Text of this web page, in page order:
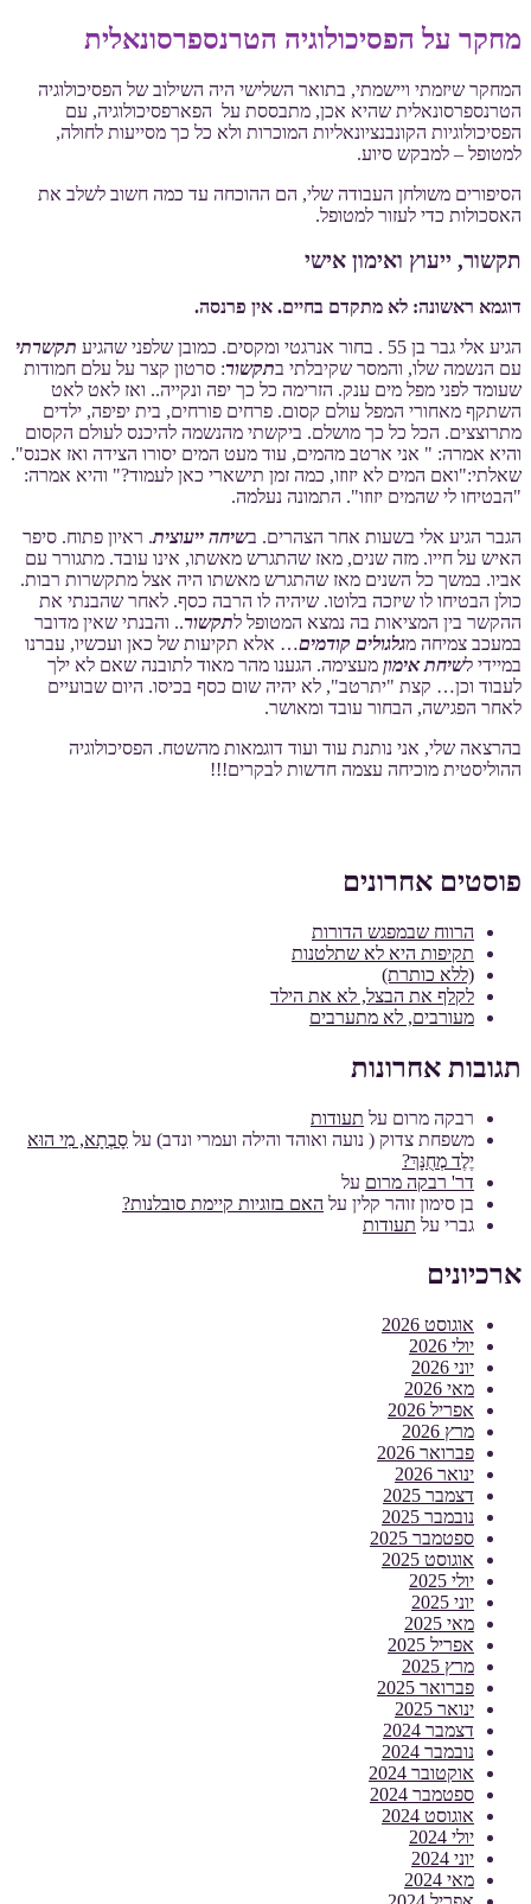
מחקר על הפסיכולוגיה הטרנספרסונאלית
המחקר שיזמתי ויישמתי, בתואר השלישי היה השילוב של הפסיכולוגיה
הטרנספרסונאלית שהיא אכן, מתבססת על הפארפסיכולוגיה, עם
הפסיכולוגיות הקונבנציונאליות המוכרות ולא כל כך מסייעות לחולה,
למטופל – למבקש סיוע.
הסיפורים משולחן העבודה שלי, הם ההוכחה עד כמה חשוב לשלב את
האסכולות כדי לעזור למטופל.
תקשור, ייעוץ ואימון אישי
דוגמא ראשונה: לא מתקדם בחיים. אין פרנסה.
הגיע אלי גבר בן 55 . בחור אנרגטי ומקסים. כמובן שלפני שהגיע
תקשרתי
עם הנשמה שלו, והמסר שקיבלתי בתקשור: סרטון קצר על עלם חמודות
שעומד לפני מפל מים ענק. הזרימה כל כך יפה ונקייה.. ואז לאט לאט
השתקף מאחורי המפל עולם קסום. פרחים פורחים, בית יפיפה, ילדים
מתרוצצים. הכל כל כך מושלם. ביקשתי מהנשמה להיכנס לעולם הקסום
והיא אמרה: " אני ארטב מהמים, עוד מעט המים יסורו הצידה ואז אכנס".
שאלתי:"ואם המים לא יזוזו, כמה זמן תישארי כאן לעמוד?" והיא אמרה:
"הבטיחו לי שהמים יזוזו". התמונה נעלמה.
הגבר הגיע אלי בשעות אחר הצהרים. בשיחה ייעוצית. ראיון פתוח. סיפר
האיש על חייו. מזה שנים, מאז שהתגרש מאשתו, אינו עובד. מתגורר עם
אביו. במשך כל השנים מאז שהתגרש מאשתו היה אצל מתקשרות רבות.
כולן הבטיחו לו שיזכה בלוטו. שיהיה לו הרבה כסף. לאחר שהבנתי את
ההקשר בין המציאות בה נמצא המטופל לתקשור.. והבנתי שאין מדובר
במעכב צמיחה מגלגולים קודמים… אלא תקיעות של כאן ועכשיו, עברנו
במיידי לשיחת אימון מעצימה. הגענו מהר מאוד לתובנה שאם לא ילך
לעבוד וכן… קצת "יתרטב", לא יהיה שום כסף בכיסו. היום שבועיים
לאחר הפגישה, הבחור עובד ומאושר.
בהרצאה שלי, אני נותנת עוד ועוד דוגמאות מהשטח. הפסיכולוגיה
ההוליסטית מוכיחה עצמה חדשות לבקרים!!!
פוסטים אחרונים
הרווח שבמפגש הדורות
תקיפות היא לא שתלטנות
(ללא כותרת)
לקלף את הבצל, לא את הילד
מעורבים, לא מתערבים
תגובות אחרונות
רבקה מרום על תעודות
משפחת צדוק ( נועה ואוהד והילה ועמרי ונדב) על סָבְתָא, מִי הוּא
יֶלֶד מְחֻנָּךְ?
דר' רבקה מרום על
בן סימון זוהר קלין על האם בזוגיות קיימת סובלנות?
גברי על תעודות
ארכיונים
אוגוסט 2026
יולי 2026
יוני 2026
מאי 2026
אפריל 2026
מרץ 2026
פברואר 2026
ינואר 2026
דצמבר 2025
נובמבר 2025
ספטמבר 2025
אוגוסט 2025
יולי 2025
יוני 2025
מאי 2025
אפריל 2025
מרץ 2025
פברואר 2025
ינואר 2025
דצמבר 2024
נובמבר 2024
אוקטובר 2024
ספטמבר 2024
אוגוסט 2024
יולי 2024
יוני 2024
מאי 2024